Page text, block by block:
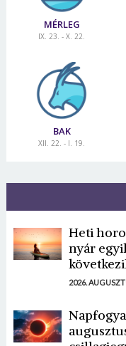
MÉRLEG
IX. 23. - X. 22.
BAK
XII. 22. - I. 19.
Heti
nyár
2026.